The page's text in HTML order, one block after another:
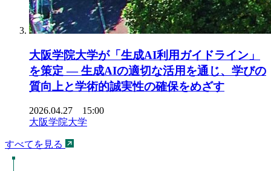
大阪学院大学が「生成AI利用ガイドライン」
を策定 ― 生成AIの適切な活用を通じ、学びの
質向上と学術的誠実性の確保をめざす
2026.04.27 15:00
大阪学院大学
すべてを見る